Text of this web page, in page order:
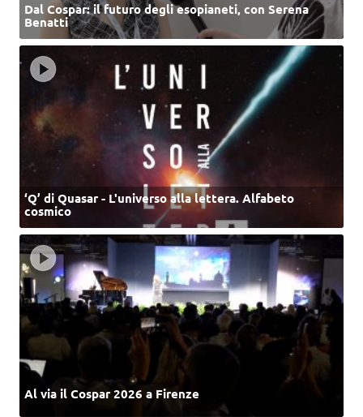
Dal Cospar: il futuro degli esopianeti, con Serena
Benatti
‘Q’ di Quasar - L'universo alla lettera. Alfabeto
cosmico
Al via il Cospar 2026 a Firenze